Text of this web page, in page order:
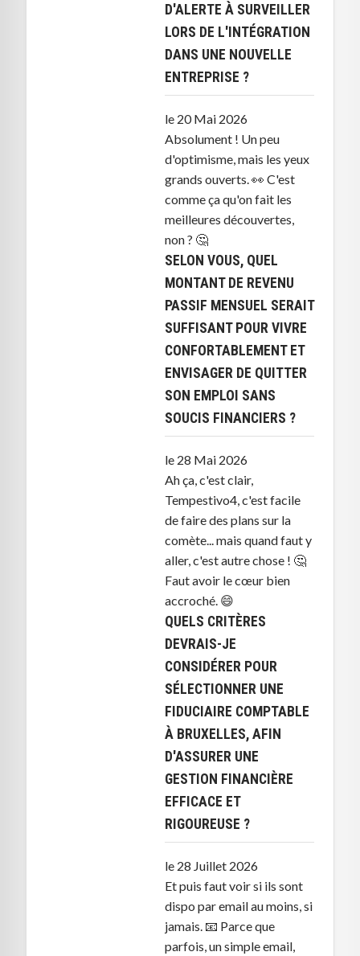
D'ALERTE À SURVEILLER
LORS DE L'INTÉGRATION
DANS UNE NOUVELLE
ENTREPRISE ?
le 20 Mai 2026
Absolument ! Un peu
d'optimisme, mais les yeux
grands ouverts. 👀 C'est
comme ça qu'on fait les
meilleures découvertes,
non ? 🤔
SELON VOUS, QUEL
MONTANT DE REVENU
PASSIF MENSUEL SERAIT
SUFFISANT POUR VIVRE
CONFORTABLEMENT ET
ENVISAGER DE QUITTER
SON EMPLOI SANS
SOUCIS FINANCIERS ?
le 28 Mai 2026
Ah ça, c'est clair,
Tempestivo4, c'est facile
de faire des plans sur la
comète... mais quand faut y
aller, c'est autre chose ! 🤔
Faut avoir le cœur bien
accroché. 😄
QUELS CRITÈRES
DEVRAIS-JE
CONSIDÉRER POUR
SÉLECTIONNER UNE
FIDUCIAIRE COMPTABLE
À BRUXELLES, AFIN
D'ASSURER UNE
GESTION FINANCIÈRE
EFFICACE ET
RIGOUREUSE ?
le 28 Juillet 2026
Et puis faut voir si ils sont
dispo par email au moins, si
jamais. 📧 Parce que
parfois, un simple email,